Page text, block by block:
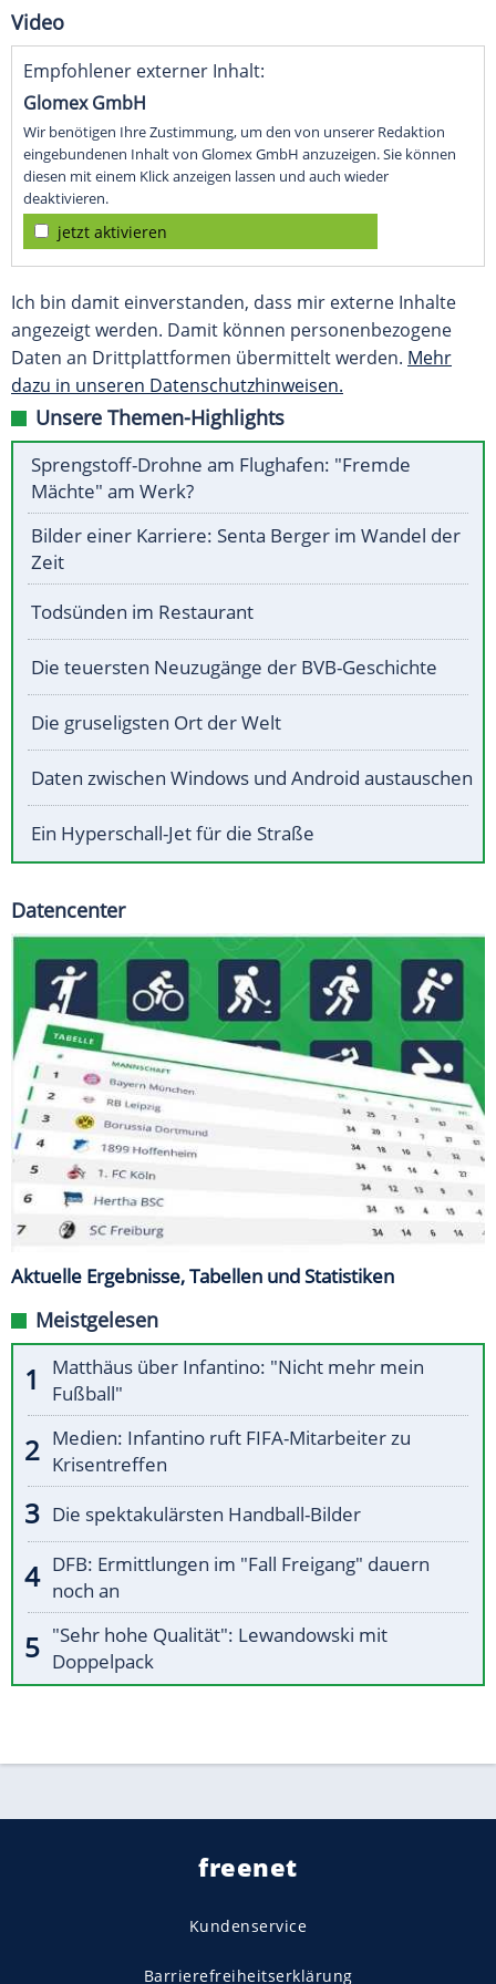
Video
Empfohlener externer Inhalt:
Glomex GmbH
Wir benötigen Ihre Zustimmung, um den von unserer Redaktion
eingebundenen Inhalt von Glomex GmbH anzuzeigen. Sie können
diesen mit einem Klick anzeigen lassen und auch wieder
deaktivieren.
jetzt aktivieren
Ich bin damit einverstanden, dass mir externe Inhalte
angezeigt werden. Damit können personenbezogene
Daten an Drittplattformen übermittelt werden. Mehr
dazu in unseren Datenschutzhinweisen.
Unsere Themen-Highlights
Sprengstoff-Drohne am Flughafen: "Fremde
Mächte" am Werk?
Bilder einer Karriere: Senta Berger im Wandel der
Zeit
Todsünden im Restaurant
Die teuersten Neuzugänge der BVB-Geschichte
Die gruseligsten Ort der Welt
Daten zwischen Windows und Android austauschen
Ein Hyperschall-Jet für die Straße
Datencenter
Aktuelle Ergebnisse, Tabellen und Statistiken
Meistgelesen
Matthäus über Infantino: "Nicht mehr mein
Fußball"
Medien: Infantino ruft FIFA-Mitarbeiter zu
Krisentreffen
Die spektakulärsten Handball-Bilder
DFB: Ermittlungen im "Fall Freigang" dauern
noch an
"Sehr hohe Qualität": Lewandowski mit
Doppelpack
freenet
Kundenservice
Barrierefreiheitserklärung